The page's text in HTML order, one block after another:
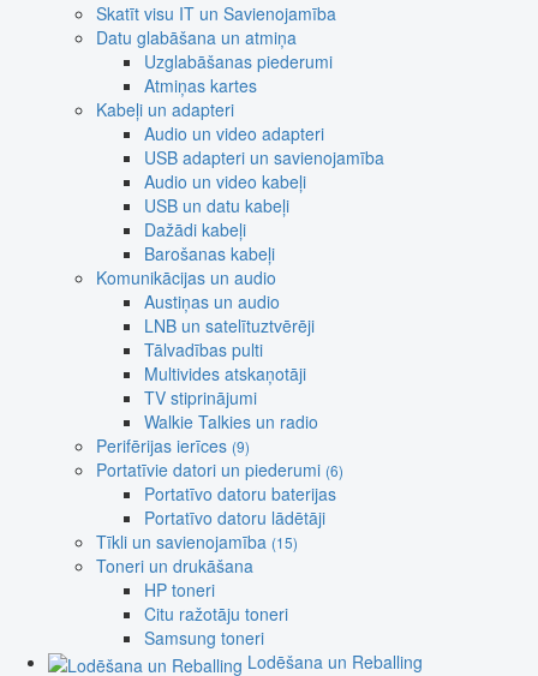
Skatīt visu IT un Savienojamība
Datu glabāšana un atmiņa
Uzglabāšanas piederumi
Atmiņas kartes
Kabeļi un adapteri
Audio un video adapteri
USB adapteri un savienojamība
Audio un video kabeļi
USB un datu kabeļi
Dažādi kabeļi
Barošanas kabeļi
Komunikācijas un audio
Austiņas un audio
LNB un satelītuztvērēji
Tālvadības pulti
Multivides atskaņotāji
TV stiprinājumi
Walkie Talkies un radio
Perifērijas ierīces (9)
Portatīvie datori un piederumi (6)
Portatīvo datoru baterijas
Portatīvo datoru lādētāji
Tīkli un savienojamība (15)
Toneri un drukāšana
HP toneri
Citu ražotāju toneri
Samsung toneri
Lodēšana un Reballing